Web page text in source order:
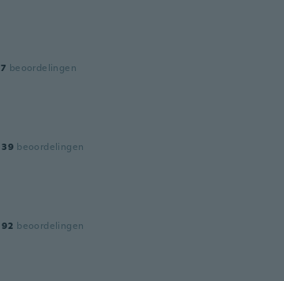
7 beoordelingen
39 beoordelingen
92 beoordelingen